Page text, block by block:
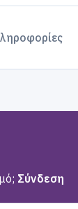
Σύνδεση